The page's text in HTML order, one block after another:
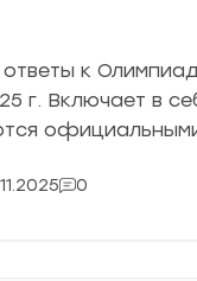
к
г. Включает в
0